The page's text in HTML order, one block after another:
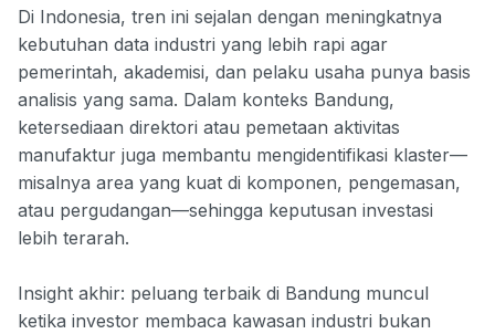
Di Indonesia, tren ini sejalan dengan meningkatnya
kebutuhan data industri yang lebih rapi agar
pemerintah, akademisi, dan pelaku usaha punya basis
analisis yang sama. Dalam konteks Bandung,
ketersediaan direktori atau pemetaan aktivitas
manufaktur juga membantu mengidentifikasi klaster—
misalnya area yang kuat di komponen, pengemasan,
atau pergudangan—sehingga keputusan investasi
lebih terarah.
Insight akhir: peluang terbaik di Bandung muncul
ketika investor membaca kawasan industri bukan